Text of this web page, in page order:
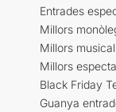
Entrades
Millors
Millors
Millors
Black Friday
Guanya